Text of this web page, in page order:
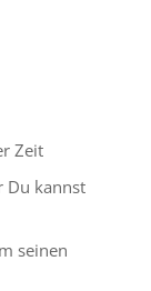
Zeit
Du kannst
seinen